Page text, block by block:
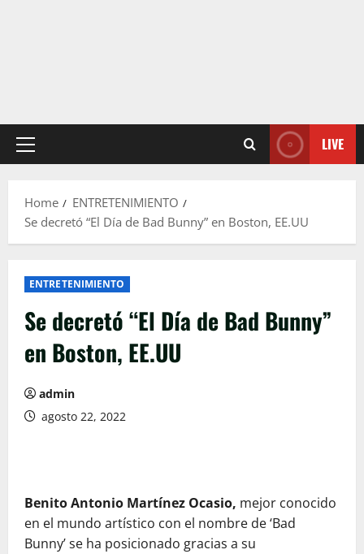
Primary
LIVE
Home
ENTRETENIMIENTO
Se decretó “El Día de Bad Bunny” en Boston, EE.UU
ENTRETENIMIENTO
Se decretó “El Día de Bad Bunny”
en Boston, EE.UU
admin
agosto 22, 2022
Benito Antonio Martínez Ocasio, mejor conocido
en el mundo artístico con el nombre de ‘Bad
Bunny’ se ha posicionado gracias a su